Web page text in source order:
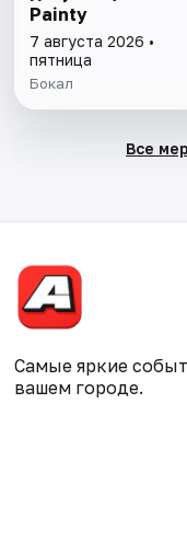
Painty
7 августа 2026 •
пятница
Бокал
Все
Самые яркие
вашем городе.